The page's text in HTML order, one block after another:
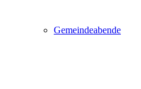
Gemeindeabende